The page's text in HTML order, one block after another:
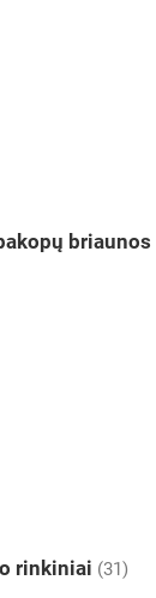
briaunos
rinkiniai (31)